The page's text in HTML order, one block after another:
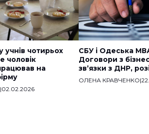
чотирьох
чоловік
на
|02.02.2026
СБУ і Одеська
Договори з
звʼязки з ДНР,
ОЛЕНА КРАВЧЕНКО|